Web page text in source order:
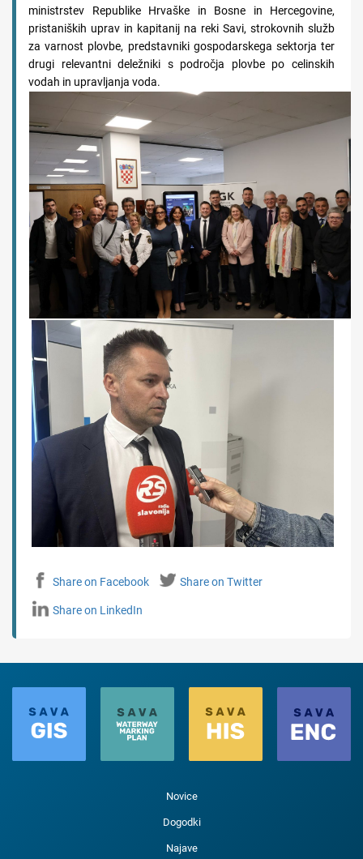
ministrstev Republike Hrvaške in Bosne in Hercegovine,
pristaniških uprav in kapitanij na reki Savi, strokovnih služb
za varnost plovbe, predstavniki gospodarskega sektorja ter
drugi relevantni deležniki s področja plovbe po celinskih
vodah in upravljanja voda.
Share on Facebook Share on Twitter
Share on LinkedIn
Novice
Dogodki
Najave